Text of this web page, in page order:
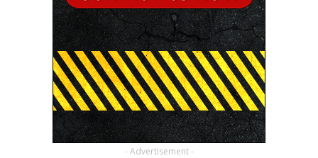
- Advertisement -